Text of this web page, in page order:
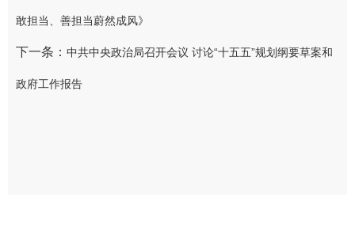
敢担当、善担当蔚然成风》
下一条： 中共中央政治局召开会议 讨论“十五五”规划纲要草案和
政府工作报告